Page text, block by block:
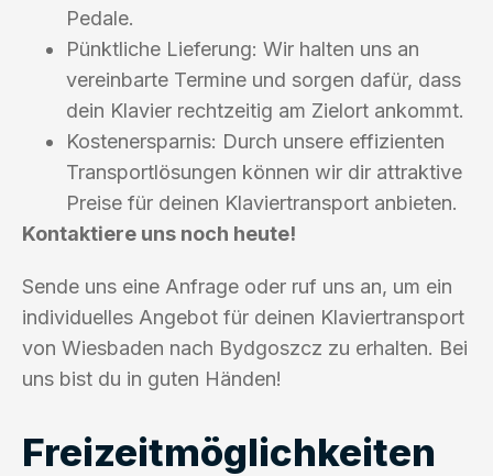
Pedale.
Pünktliche Lieferung: Wir halten uns an
vereinbarte Termine und sorgen dafür, dass
dein Klavier rechtzeitig am Zielort ankommt.
Kostenersparnis: Durch unsere effizienten
Transportlösungen können wir dir attraktive
Preise für deinen Klaviertransport anbieten.
Kontaktiere uns noch heute!
Sende uns eine Anfrage oder ruf uns an, um ein
individuelles Angebot für deinen Klaviertransport
von Wiesbaden nach Bydgoszcz zu erhalten. Bei
uns bist du in guten Händen!
Freizeitmöglichkeiten